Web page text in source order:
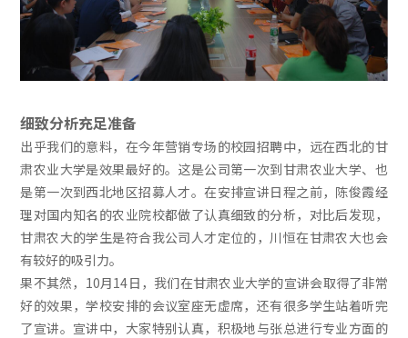
细致分析充足准备
出乎我们的意料，在今年营销专场的校园招聘中，远在西北的甘
肃农业大学是效果最好的。这是公司第一次到甘肃农业大学、也
是第一次到西北地区招募人才。在安排宣讲日程之前，陈俊霞经
理对国内知名的农业院校都做了认真细致的分析，对比后发现，
甘肃农大的学生是符合我公司人才定位的，川恒在甘肃农大也会
有较好的吸引力。
果不其然，10月14日，我们在甘肃农业大学的宣讲会取得了非常
好的效果，学校安排的会议室座无虚席，还有很多学生站着听完
了宣讲。宣讲中，大家特别认真，积极地与张总进行专业方面的